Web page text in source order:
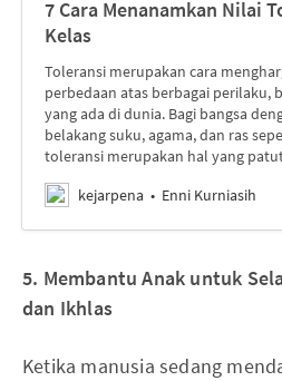
7 Cara Menanamkan Nilai
Kelas
Toleransi merupakan cara
perbedaan atas berbagai perilaku,
yang ada di dunia. Bagi bangsa
belakang suku, agama, dan ras
toleransi merupakan hal yang
kejarpena
Enni Kurniasih
5. Membantu Anak untuk
dan Ikhlas
Ketika manusia sedang